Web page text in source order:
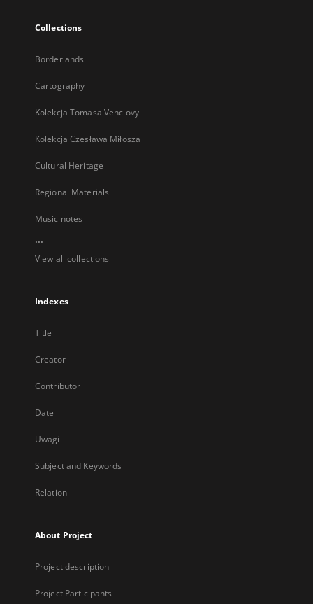
Collections
Borderlands
Cartography
Kolekcja Tomasa Venclovy
Kolekcja Czesława Miłosza
Cultural Heritage
Regional Materials
Music notes
...
View all collections
Indexes
Title
Creator
Contributor
Date
Uwagi
Subject and Keywords
Relation
About Project
Project description
Project Participants